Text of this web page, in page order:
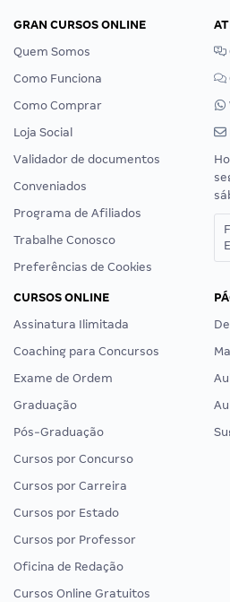
GRAN CURSOS ONLINE
Quem Somos
Como Funciona
Como Comprar
Loja Social
Validador de documentos
Conveniados
Programa de Afiliados
Trabalhe Conosco
Preferências de Cookies
CURSOS ONLINE
Assinatura Ilimitada
Coaching para Concursos
Exame de Ordem
Graduação
Pós-Graduação
Cursos por Concurso
Cursos por Carreira
Cursos por Estado
Cursos por Professor
Oficina de Redação
Cursos Online Gratuitos